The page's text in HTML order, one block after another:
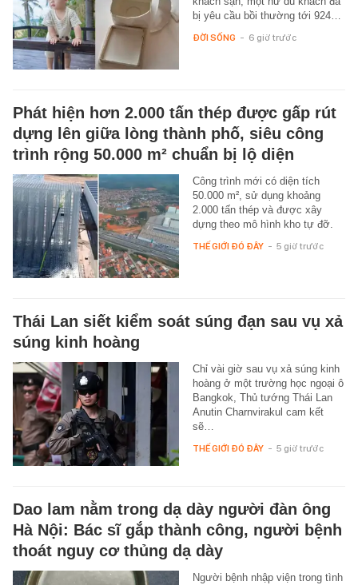
bị yêu cầu bồi thường tới 924…
ĐỜI SỐNG - 6 giờ trước
Phát hiện hơn 2.000 tấn thép được gấp rút
dựng lên giữa lòng thành phố, siêu công
trình rộng 50.000 m² chuẩn bị lộ diện
Công trình mới có diện tích
50.000 m², sử dụng khoảng
2.000 tấn thép và được xây
dựng theo mô hình kho tự đỡ.
THẾ GIỚI ĐÓ ĐÂY - 5 giờ trước
Thái Lan siết kiểm soát súng đạn sau vụ xả
súng kinh hoàng
Chỉ vài giờ sau vụ xả súng kinh
hoàng ở một trường học ngoại ô
Bangkok, Thủ tướng Thái Lan
Anutin Charnvirakul cam kết
sẽ…
THẾ GIỚI ĐÓ ĐÂY - 5 giờ trước
Dao lam nằm trong dạ dày người đàn ông
Hà Nội: Bác sĩ gắp thành công, người bệnh
thoát nguy cơ thủng dạ dày
Người bệnh nhập viện trong tình